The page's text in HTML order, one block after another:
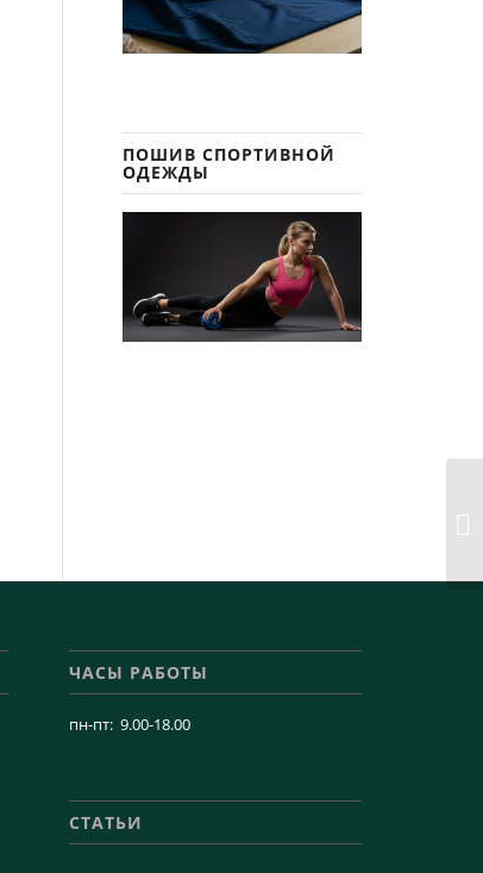
ПОШИВ СПОРТИВНОЙ
ОДЕЖДЫ
ЧАСЫ РАБОТЫ
пн-пт: 9.00-18.00
СТАТЬИ